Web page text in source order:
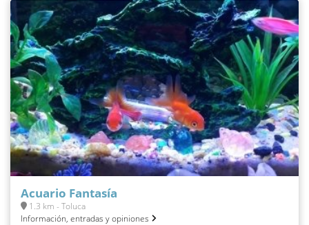
Acuario Fantasía
1.3 km - Toluca
Información, entradas y opiniones